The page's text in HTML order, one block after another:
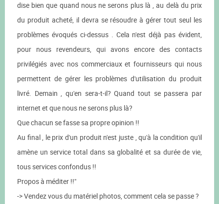
dise bien que quand nous ne serons plus là , au delà du prix
du produit acheté, il devra se résoudre à gérer tout seul les
problèmes évoqués ci-dessus . Cela n'est déjà pas évident,
pour nous revendeurs, qui avons encore des contacts
privilégiés avec nos commerciaux et fournisseurs qui nous
permettent de gérer les problèmes d'utilisation du produit
livré. Demain , qu'en sera-t-il? Quand tout se passera par
internet et que nous ne serons plus là?
Que chacun se fasse sa propre opinion !!
Au final , le prix d'un produit n'est juste , qu'à la condition qu'il
amène un service total dans sa globalité et sa durée de vie,
tous services confondus !!
Propos à méditer !!"
-> Vendez vous du matériel photos, comment cela se passe ?